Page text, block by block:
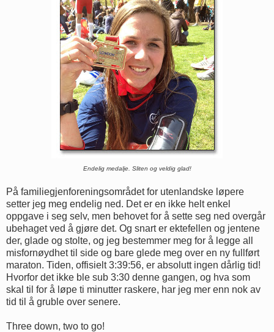
Endelig medalje. Sliten og veldig glad!
På familiegjenforeningsområdet for utenlandske løpere
setter jeg meg endelig ned. Det er en ikke helt enkel
oppgave i seg selv, men behovet for å sette seg ned overgår
ubehaget ved å gjøre det. Og snart er ektefellen og jentene
der, glade og stolte, og jeg bestemmer meg for å legge all
misfornøydhet til side og bare glede meg over en ny fullført
maraton. Tiden, offisielt 3:39:56, er absolutt ingen dårlig tid!
Hvorfor det ikke ble sub 3:30 denne gangen, og hva som
skal til for å løpe ti minutter raskere, har jeg mer enn nok av
tid til å gruble over senere.
Three down, two to go!